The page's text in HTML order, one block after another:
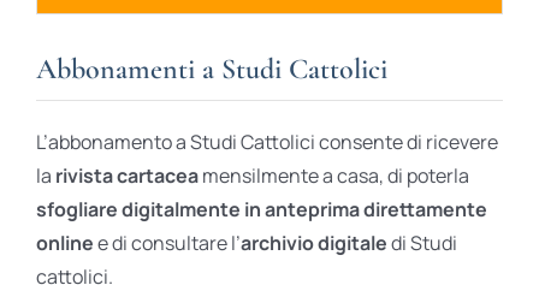
Ares Gold
Ares Digital
Ares Gift Card
Abbonamenti a Studi Cattolici
L’abbonamento a Studi Cattolici consente di ricevere
la rivista cartaceamensilmente a casa, di poterla
sfogliare digitalmente in anteprima direttamente
onlinee di consultare l’archivio digitaledi Studi
cattolici.